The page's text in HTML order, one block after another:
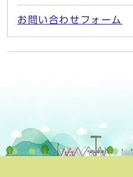
お問い合わせフォーム